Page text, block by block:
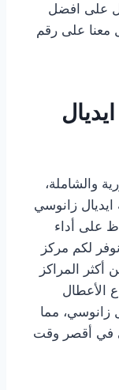
على افضل
معنا على رقم
والشاملة،
زانوسي
على أداء
لكم مركز
أكثر المراكز
الأعطال
زانوسي، مما
في أقصر وقت